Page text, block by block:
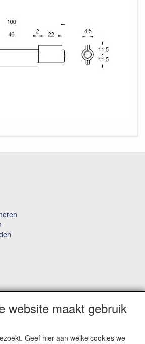
op zoek?
website maakt gebruik
Geef hier aan welke cookies we